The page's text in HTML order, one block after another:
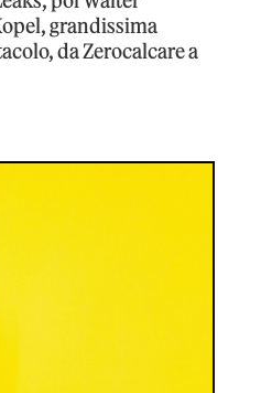
grandissima
da Zerocalcare a